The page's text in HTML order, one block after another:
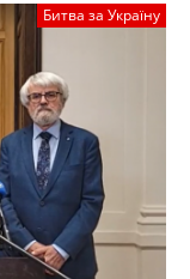
Битва за Україну